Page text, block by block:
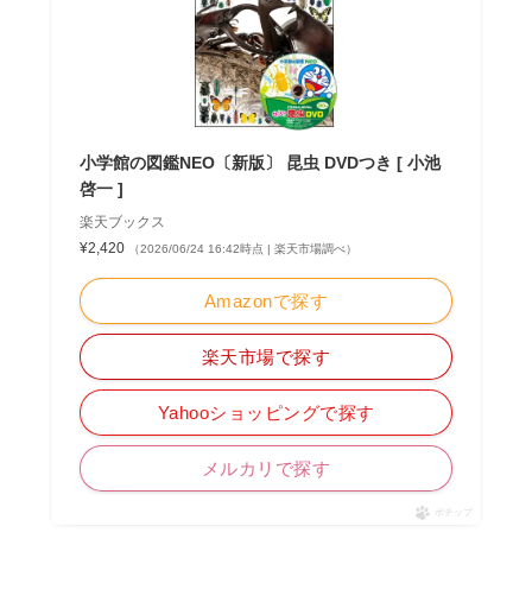
小学館の図鑑NEO〔新版〕 昆虫 DVDつき [ 小池
啓一 ]
楽天ブックス
¥2,420
（2026/06/24 16:42時点 | 楽天市場調べ）
Amazonで探す
楽天市場で探す
Yahooショッピングで探す
メルカリで探す
ポチップ